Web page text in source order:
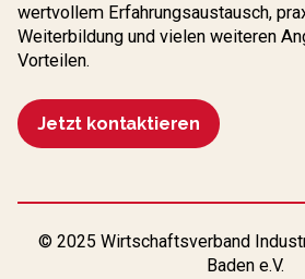
wertvollem Erfahrungs­austausch,
Weiterbildung und vielen weiteren
Vorteilen.
Jetzt kontaktieren
© 2025 Wirtschaftsverband
Baden e.V.